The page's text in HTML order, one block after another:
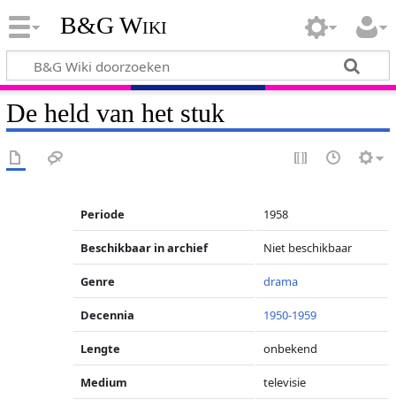
B&G Wiki
De held van het stuk
Periode 1958
Beschikbaar in archief Niet beschikbaar
Genre drama
Decennia 1950-1959
Lengte onbekend
Medium televisie